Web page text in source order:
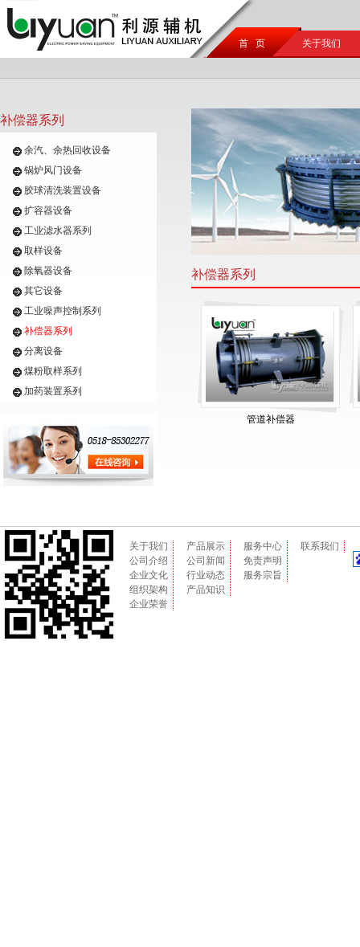
首 页 关于我们
补偿器系列
余汽、余热回收设备
锅炉风门设备
胶球清洗装置设备
扩容器设备
工业滤水器系列
取样设备
除氧器设备
其它设备
工业噪声控制系列
补偿器系列
分离设备
煤粉取样系列
加药装置系列
补偿器系列
管道补偿器
关于我们
公司介绍
企业文化
组织架构
企业荣誉
产品展示
公司新闻
行业动态
产品知识
服务中心
免责声明
服务宗旨
联系我们